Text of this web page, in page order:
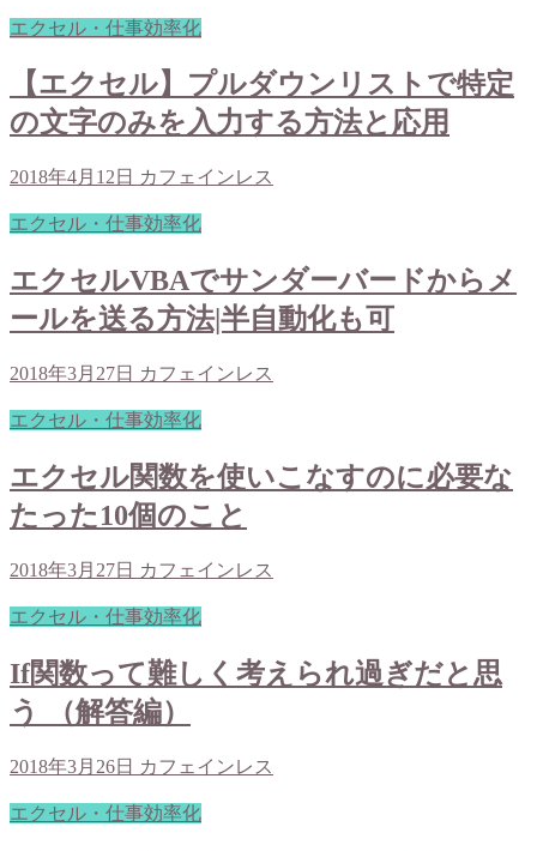
エクセル・仕事効率化
【エクセル】プルダウンリストで特定
の文字のみを入力する方法と応用
2018年4月12日 カフェインレス
エクセル・仕事効率化
エクセルVBAでサンダーバードからメ
ールを送る方法|半自動化も可
2018年3月27日 カフェインレス
エクセル・仕事効率化
エクセル関数を使いこなすのに必要な
たった10個のこと
2018年3月27日 カフェインレス
エクセル・仕事効率化
If関数って難しく考えられ過ぎだと思
う （解答編）
2018年3月26日 カフェインレス
エクセル・仕事効率化